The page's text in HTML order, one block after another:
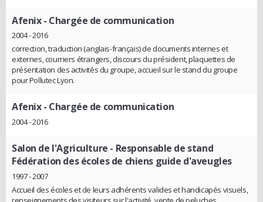
Afenix- Chargée de communication
2004 - 2016
correction, traduction (anglais-français) de documents internes et
externes, courriers étrangers, discours du président, plaquettes de
présentation des activités du groupe, accueil sur le stand du groupe
pour Pollutec Lyon.
Afenix- Chargée de communication
2004 - 2016
Salon de l'Agriculture - Responsable de stand
Fédération des écoles de chiens guide d'aveugles
1997 - 2007
Accueil des écoles et de leurs adhérents valides et handicapés visuels,